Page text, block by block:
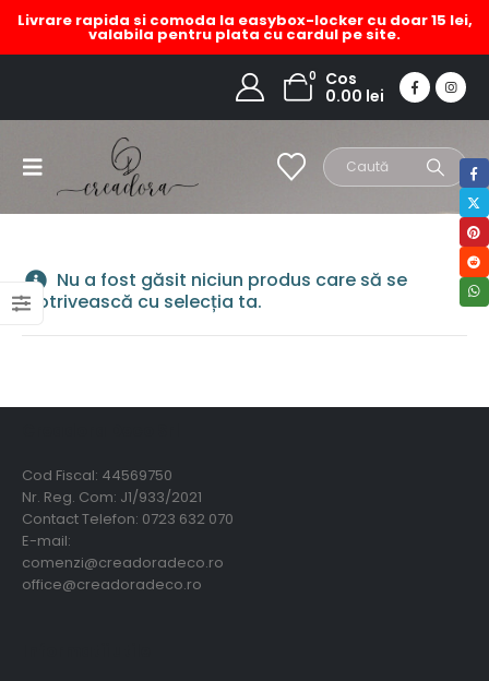
Livrare rapida si comoda la easybox-locker cu doar 15 lei,
valabila pentru plata cu cardul pe site.
0
Cos
0.00 lei
esarfa casmir vara
Nu a fost găsit niciun produs care să se
potrivească cu selecția ta.
Cod Fiscal: 44569750
Nr. Reg. Com: J1/933/2021
Contact Telefon: 0723 632 070
E-mail:
comenzi@creadoradeco.ro
office@creadoradeco.ro